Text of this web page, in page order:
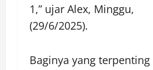
1,” ujar Alex, Minggu,
(29/6/2025).
Baginya yang terpenting